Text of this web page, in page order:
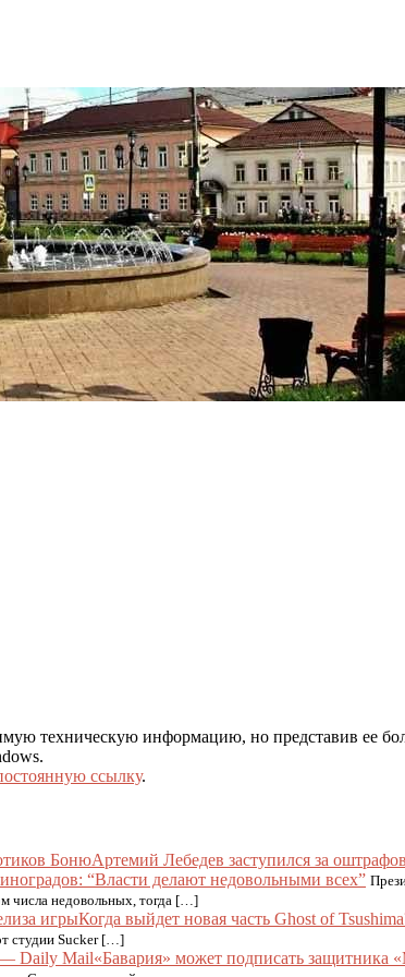
техническую информацию, но представив ее
ссылку.
Артемий Лебедев заступился за
“Власти делают недовольными всех”
числа недовольных, тогда […]
Когда выйдет новая часть Ghost of
студии Sucker […]
«Бавария» может подписать